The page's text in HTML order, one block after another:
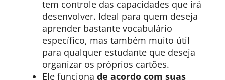
tem controle das capacidades que irá
desenvolver. Ideal para quem deseja
aprender bastante vocabulário
específico, mas também muito útil
para qualquer estudante que deseja
organizar os próprios cartões.
Ele funciona de acordo com suas